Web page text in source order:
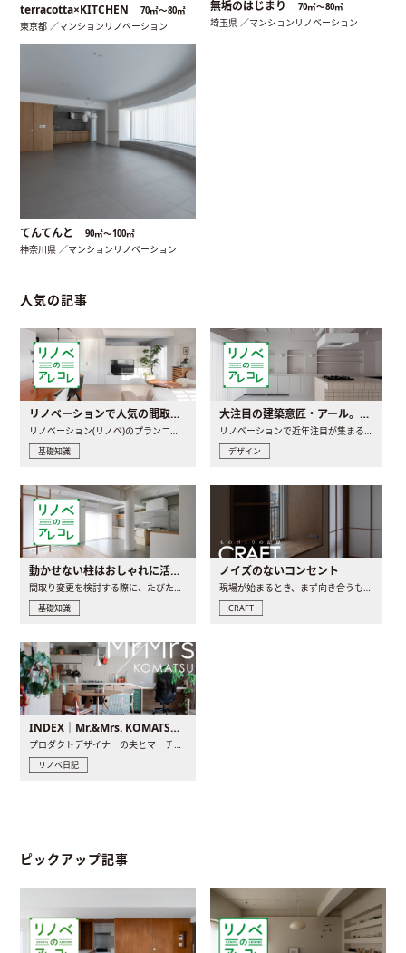
terracotta×KITCHEN 70㎡〜80㎡
東京都 ／マンションリノベーション
無垢のはじまり 70㎡〜80㎡
埼玉県 ／マンションリノベーション
てんてんと 90㎡〜100㎡
神奈川県 ／マンションリノベーション
人気の記事
リノベーションで人気の間取りとは？トレンドの間取りと実例を徹底解説
リノベーション(リノベ)のプランニングで一番最初に決めるのは..
基礎知識
大注目の建築意匠・アール。人気の理由と空間に取り入れるポイント
リノベーションで近年注目が集まる建築意匠の一つであるアール..
デザイン
動かせない柱はおしゃれに活用！柱を魅せるリノベーション(リノベ)4選
間取り変更を検討する際に、たびたび皆さんの頭を悩ませる動か..
基礎知識
ノイズのないコンセント
現場が始まるとき、まず向き合うものの一つがコンセントです..
CRAFT
INDEX｜Mr.&Mrs. KOMATSU renovation diary
プロダクトデザイナーの夫とマーチャンダイザーの妻が、夫婦で..
リノベ日記
ピックアップ記事